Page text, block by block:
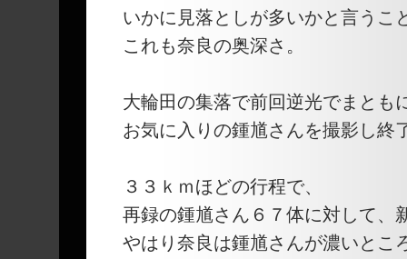
いかに見落としが多いかと言うこ
これも奈良の奥深さ。
大輪田の集落で前回逆光でまとも
お気に入りの鍾馗さんを撮影し終
３３ｋｍほどの行程で、
再録の鍾馗さん６７体に対して、
やはり奈良は鍾馗さんが濃いとこ